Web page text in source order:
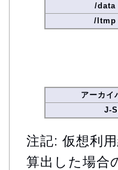
/data
/ltmp
アーカイ
J-
注記: 仮想利
算出した場合